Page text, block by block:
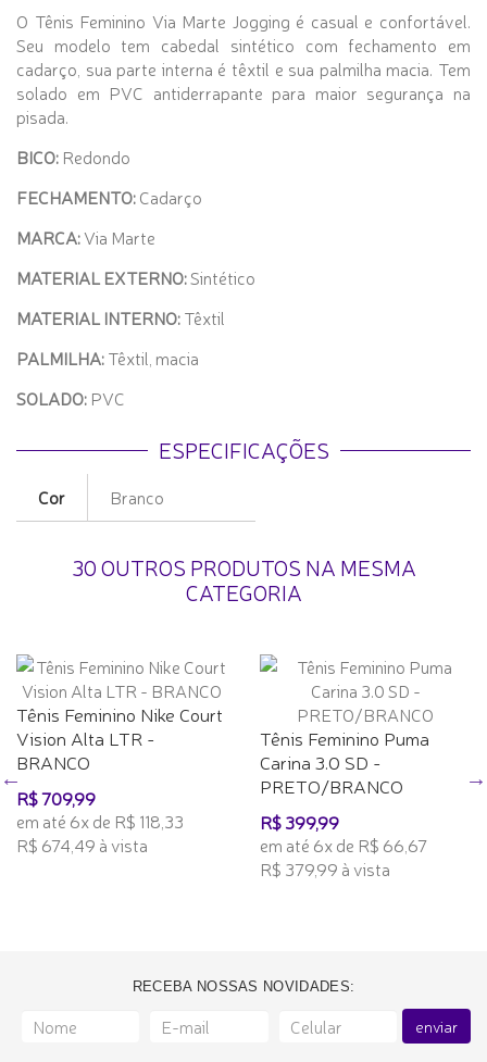
O Tênis Feminino Via Marte Jogging é casual e confortável.
Seu modelo tem cabedal sintético com fechamento em
cadarço, sua parte interna é têxtil e sua palmilha macia. Tem
solado em PVC antiderrapante para maior segurança na
pisada.
BICO: Redondo
FECHAMENTO:Cadarço
MARCA:Via Marte
MATERIAL EXTERNO:Sintético
MATERIAL INTERNO:Têxtil
PALMILHA:Têxtil, macia
SOLADO: PVC
ESPECIFICAÇÕES
Cor Branco
30 OUTROS PRODUTOS NA MESMA
CATEGORIA
Tênis Feminino Nike Court
Vision Alta LTR -
BRANCO
R$ 709,99
em até 6x de R$ 118,33
R$ 674,49 à vista
Tênis Feminino Puma
Carina 3.0 SD -
PRETO/BRANCO
R$ 399,99
em até 6x de R$ 66,67
R$ 379,99 à vista
RECEBA NOSSAS NOVIDADES:
enviar